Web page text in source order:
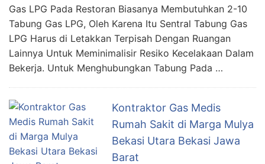
Gas LPG Pada Restoran Biasanya Membutuhkan 2-10
Tabung Gas LPG, Oleh Karena Itu Sentral Tabung Gas
LPG Harus di Letakkan Terpisah Dengan Ruangan
Lainnya Untuk Meminimalisir Resiko Kecelakaan Dalam
Bekerja. Untuk Menghubungkan Tabung Pada …
Kontraktor Gas Medis
Rumah Sakit di Marga Mulya
Bekasi Utara Bekasi Jawa
Barat